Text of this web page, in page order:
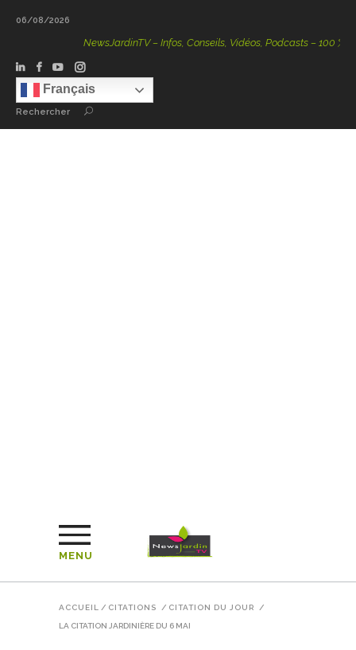
06/08/2026
NewsJardinTV – Infos, Conseils, Vidéos, Podcasts – 100 %
Français
Rechercher
MENU
ACCUEIL / CITATIONS / CITATION DU JOUR /
LA CITATION JARDINIÈRE DU 6 MAI